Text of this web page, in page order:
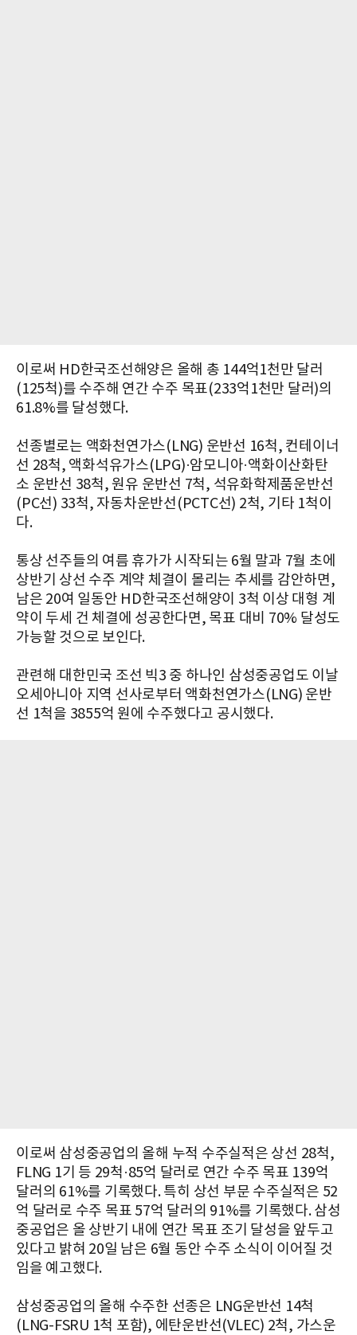
이로써 HD한국조선해양은 올해 총 144억1천만 달러
(125척)를 수주해 연간 수주 목표(233억1천만 달러)의
61.8%를 달성했다.
선종별로는 액화천연가스(LNG) 운반선 16척, 컨테이너
선 28척, 액화석유가스(LPG)·암모니아·액화이산화탄
소 운반선 38척, 원유 운반선 7척, 석유화학제품운반선
(PC선) 33척, 자동차운반선(PCTC선) 2척, 기타 1척이
다.
통상 선주들의 여름 휴가가 시작되는 6월 말과 7월 초에
상반기 상선 수주 계약 체결이 몰리는 추세를 감안하면,
남은 20여 일동안 HD한국조선해양이 3척 이상 대형 계
약이 두세 건 체결에 성공한다면, 목표 대비 70% 달성도
가능할 것으로 보인다.
관련해 대한민국 조선 빅3 중 하나인 삼성중공업도 이날
오세아니아 지역 선사로부터 액화천연가스(LNG) 운반
선 1척을 3855억 원에 수주했다고 공시했다.
이로써 삼성중공업의 올해 누적 수주실적은 상선 28척,
FLNG 1기 등 29척·85억 달러로 연간 수주 목표 139억
달러의 61%를 기록했다. 특히 상선 부문 수주실적은 52
억 달러로 수주 목표 57억 달러의 91%를 기록했다. 삼성
중공업은 올 상반기 내에 연간 목표 조기 달성을 앞두고
있다고 밝혀 20일 남은 6월 동안 수주 소식이 이어질 것
임을 예고했다.
삼성중공업의 올해 수주한 선종은 LNG운반선 14척
(LNG-FSRU 1척 포함), 에탄운반선(VLEC) 2척, 가스운